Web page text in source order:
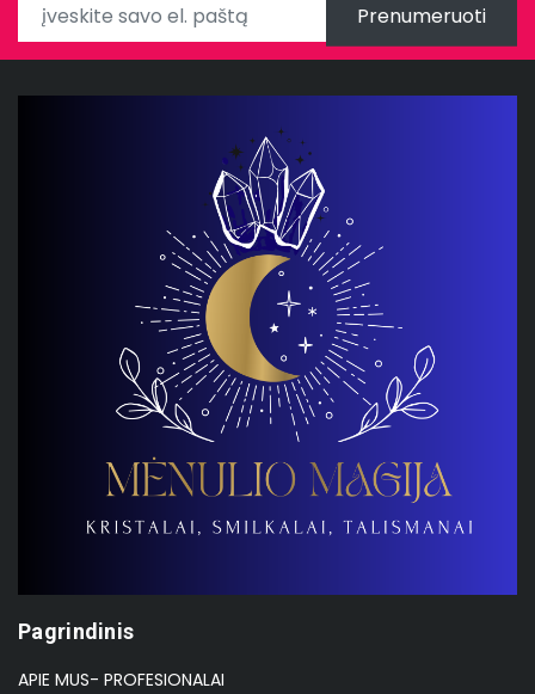
Prenumeruoti
Pagrindinis
APIE MUS- PROFESIONALAI